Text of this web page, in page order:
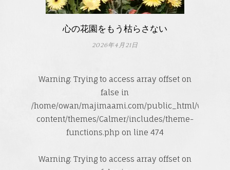
心の花園をもう枯らさない
2026年4月21日
Warning: Trying to access array offset on
false in
/home/owan/majimaami.com/public_html/wp-
content/themes/Calmer/includes/theme-
functions.php on line 474
Warning: Trying to access array offset on